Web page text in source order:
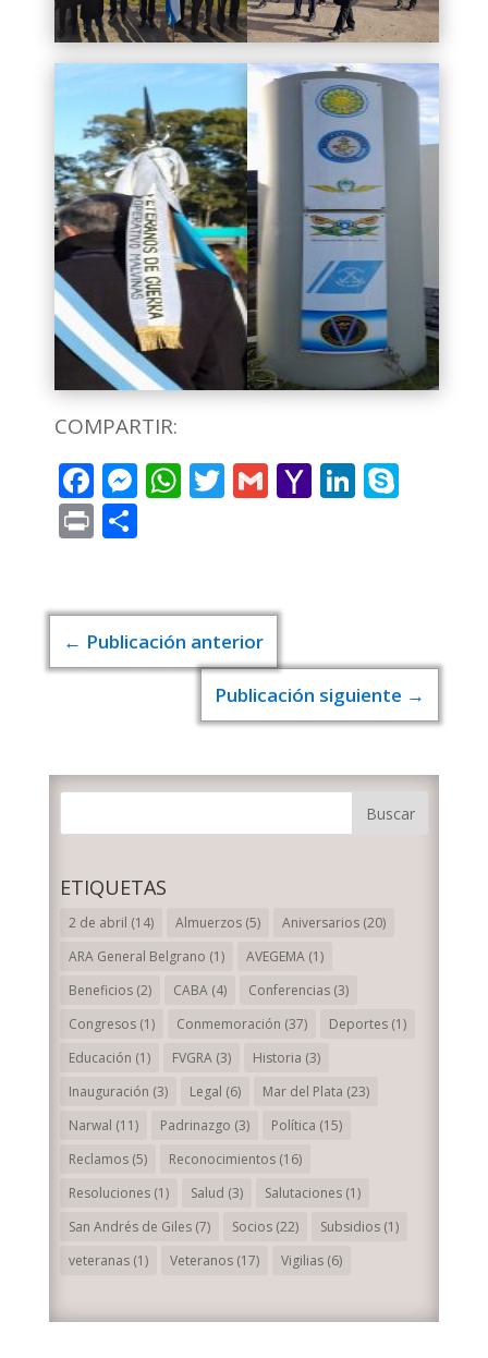
COMPARTIR:
Facebook
Messenger
WhatsApp
Twitter
GmailYahoo
PrintCompartir
← Publicación anterior
Publicación siguiente →
ETIQUETAS
2 de abril (14) Almuerzos(5) Aniversarios(20)
ARA General Belgrano (1) AVEGEMA(1)
Beneficios(2) CABA(4) Conferencias(3)
Congresos(1) Conmemoración (37) Deportes(1)
Educación (1) FVGRA(3) Historia (3)
Inauguración (3) Legal (6) Mar del Plata (23)
Narwal (11) Padrinazgo (3) Política (15)
Reclamos(5) Reconocimientos(16)
Resoluciones(1) Salud (3) Salutaciones(1)
San Andrés de Giles(7) Socios(22) Subsidios(1)
veteranas(1) Veteranos(17) Vigilias(6)